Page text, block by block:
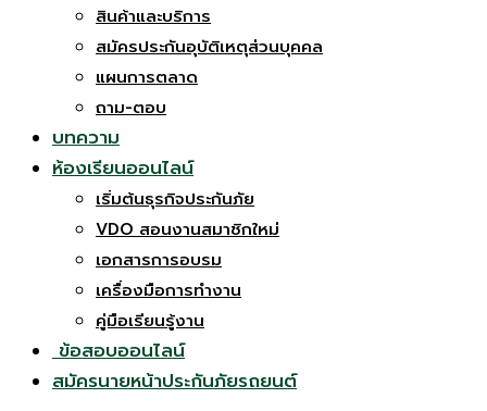
สินค้าและบริการ
สมัครประกันอุบัติเหตุส่วนบุคคล
แผนการตลาด
ถาม-ตอบ
บทความ
ห้องเรียนออนไลน์
เริ่มต้นธุรกิจประกันภัย
VDO สอนงานสมาชิกใหม่
เอกสารการอบรม
เครื่องมือการทำงาน
คู่มือเรียนรู้งาน
ข้อสอบออนไลน์
สมัครนายหน้าประกันภัยรถยนต์